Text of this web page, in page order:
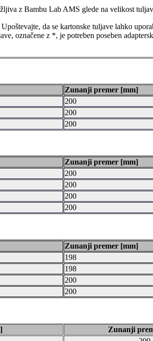
z Bambu Lab AMS glede na velikost
da se kartonske tuljave lahko
označene z *, je potreben poseben
Zunanji premer [mm]
200
200
200
Zunanji premer [mm]
200
200
200
200
Zunanji premer [mm]
198
198
200
200
Zunanji